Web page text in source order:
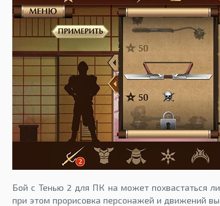
Бой с Тенью 2 для ПК на может похвастаться
при этом прорисовка персонажей и движений